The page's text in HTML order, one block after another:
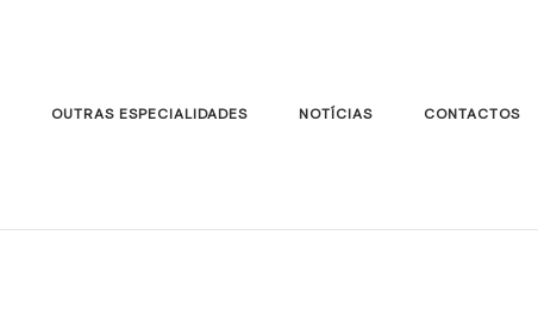
OUTRAS ESPECIALIDADES NOTÍCIAS CONTACTOS